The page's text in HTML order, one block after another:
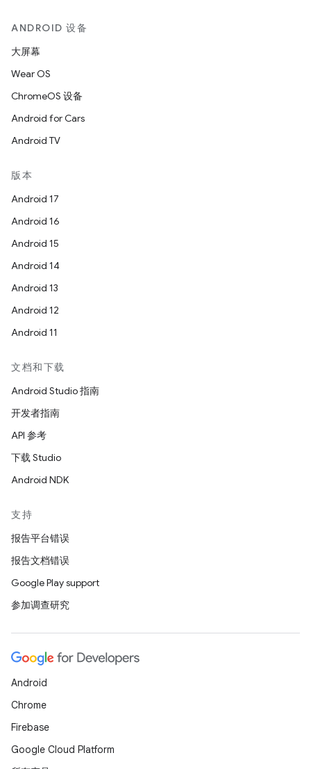
ANDROID 设备
大屏幕
Wear OS
ChromeOS 设备
Android for Cars
Android TV
版本
Android 17
Android 16
Android 15
Android 14
Android 13
Android 12
Android 11
文档和下载
Android Studio 指南
开发者指南
API 参考
下载 Studio
Android NDK
支持
报告平台错误
报告文档错误
Google Play support
参加调查研究
Android
Chrome
Firebase
Google Cloud Platform